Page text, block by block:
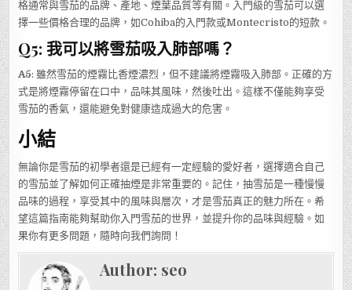
格通常與雪茄的品牌、產地、煙葉品質等有關。入門級的雪茄可以選
擇一些價格合理的品牌，如Cohiba的入門款或Montecristo的短款。
Q5: 我可以將雪茄吸入肺部嗎？
A5: 雖然雪茄的煙霧比香煙濃烈，但不建議將煙霧吸入肺部。正確的方
式是將煙霧停留在口中，品味其風味，然後吐出。這樣不僅能夠享受
雪茄的香氣，還能避免對健康造成過大的危害。
小結
無論你是雪茄的初學者還是已經有一定經驗的愛好者，選擇適合自己
的雪茄並了解如何正確抽煙是非常重要的。記住，抽雪茄是一種慢慢
品味的過程，享受其中的風味與層次，才是雪茄真正的魅力所在。希
望這篇指南能夠幫助你入門雪茄的世界，並提升你的品味與經驗。如
果你有更多問題，隨時向我們詢問！
Author: seo